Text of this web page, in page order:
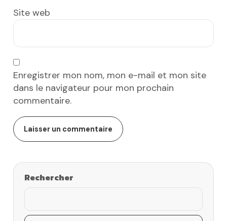
Site web
Enregistrer mon nom, mon e-mail et mon site
dans le navigateur pour mon prochain
commentaire.
Rechercher